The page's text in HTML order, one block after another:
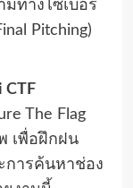
ทางไซเบอร์
Pitching)
CTF
The Flag
เพื่อฝึกฝน
การค้นหาช่อง